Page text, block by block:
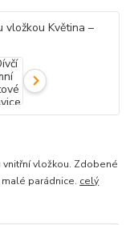
vložkou. Zdobené
parádnice. celý